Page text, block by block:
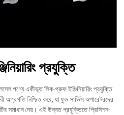
প্রযুক্তি
পণ্যে একীভূত লিক-প্রুফ ইঞ্জিনিয়ারিং প্রযুক্তি
অগ্রগতি নিশ্চিত করে, যা ফুড সার্ভিস অপারেটরদের
সমাধান দেয়। এই উন্নত প্রযুক্তিতে প্রিসিশন-